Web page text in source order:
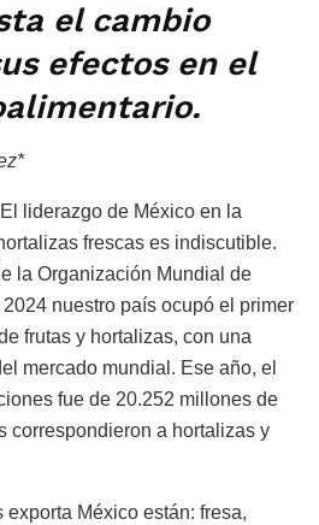
el cambio
efectos en el
El liderazgo de México en la
frescas es indiscutible.
la Organización Mundial de
nuestro país ocupó el primer
frutas y hortalizas, con una
mercado mundial. Ese año, el
fue de 20.252 millones de
correspondieron a hortalizas y
exporta México están: fresa,